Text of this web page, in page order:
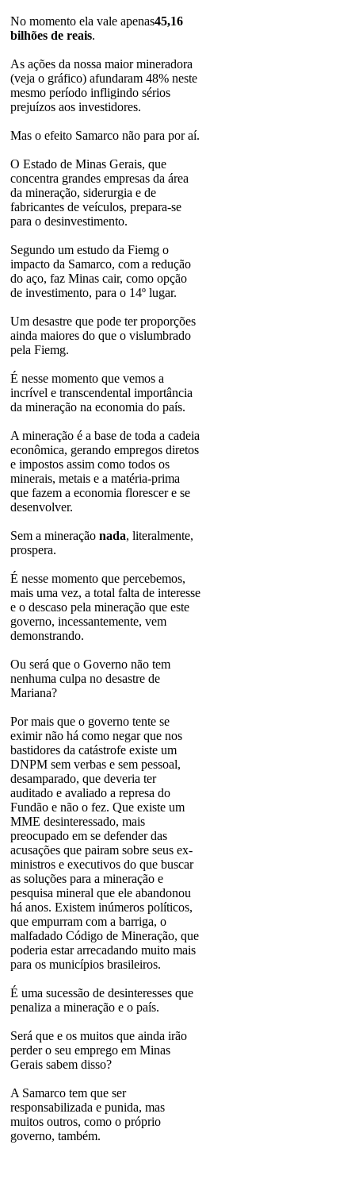
No momento ela vale apenas45,16
bilhões de reais.
As ações da nossa maior mineradora
(veja o gráfico) afundaram 48% neste
mesmo período infligindo sérios
prejuízos aos investidores.
Mas o efeito Samarco não para por aí.
O Estado de Minas Gerais, que
concentra grandes empresas da área
da mineração, siderurgia e de
fabricantes de veículos, prepara-se
para o desinvestimento.
Segundo um estudo da Fiemg o
impacto da Samarco, com a redução
do aço, faz Minas cair, como opção
de investimento, para o 14º lugar.
Um desastre que pode ter proporções
ainda maiores do que o vislumbrado
pela Fiemg.
É nesse momento que vemos a
incrível e transcendental importância
da mineração na economia do país.
A mineração é a base de toda a cadeia
econômica, gerando empregos diretos
e impostos assim como todos os
minerais, metais e a matéria-prima
que fazem a economia florescer e se
desenvolver.
Sem a mineração nada, literalmente,
prospera.
É nesse momento que percebemos,
mais uma vez, a total falta de interesse
e o descaso pela mineração que este
governo, incessantemente, vem
demonstrando.
Ou será que o Governo não tem
nenhuma culpa no desastre de
Mariana?
Por mais que o governo tente se
eximir não há como negar que nos
bastidores da catástrofe existe um
DNPM sem verbas e sem pessoal,
desamparado, que deveria ter
auditado e avaliado a represa do
Fundão e não o fez. Que existe um
MME desinteressado, mais
preocupado em se defender das
acusações que pairam sobre seus ex-
ministros e executivos do que buscar
as soluções para a mineração e
pesquisa mineral que ele abandonou
há anos. Existem inúmeros políticos,
que empurram com a barriga, o
malfadado Código de Mineração, que
poderia estar arrecadando muito mais
para os municípios brasileiros.
É uma sucessão de desinteresses que
penaliza a mineração e o país.
Será que e os muitos que ainda irão
perder o seu emprego em Minas
Gerais sabem disso?
A Samarco tem que ser
responsabilizada e punida, mas
muitos outros, como o próprio
governo, também.